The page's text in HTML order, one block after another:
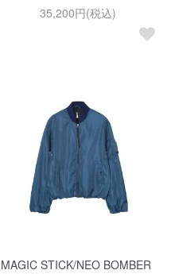
35,200円(税込)
MAGIC STICK/NEO BOMBER